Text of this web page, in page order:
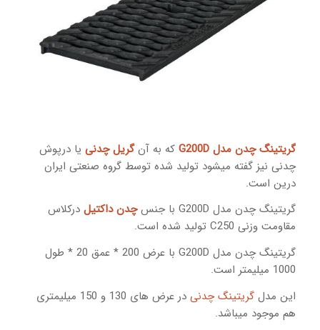
گریتینگ چدن مدل G200D که به آنگریل چدنییا درپوش
چدنی نیز گفته میشود تولید شده توسط گروه صنعتی ایران
درین است.
گریتینگ چدن مدل G200D با جنس
چدن داکتیلدرکلاس
مقاومت وزنی C250 تولید شده است.
گریتینگ چدن مدل G200D با عرض 200 * عمق 20 * طول
1000 میلیمتر است.
این مدل گریتینگ چدنی
در عرض های 130 و 150 میلیمتری
هم موجود میباشد.